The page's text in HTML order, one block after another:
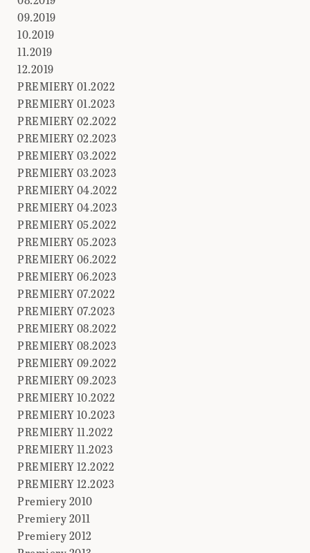
09.2019
10.2019
11.2019
12.2019
PREMIERY 01.2022
PREMIERY 01.2023
PREMIERY 02.2022
PREMIERY 02.2023
PREMIERY 03.2022
PREMIERY 03.2023
PREMIERY 04.2022
PREMIERY 04.2023
PREMIERY 05.2022
PREMIERY 05.2023
PREMIERY 06.2022
PREMIERY 06.2023
PREMIERY 07.2022
PREMIERY 07.2023
PREMIERY 08.2022
PREMIERY 08.2023
PREMIERY 09.2022
PREMIERY 09.2023
PREMIERY 10.2022
PREMIERY 10.2023
PREMIERY 11.2022
PREMIERY 11.2023
PREMIERY 12.2022
PREMIERY 12.2023
Premiery 2010
Premiery 2011
Premiery 2012